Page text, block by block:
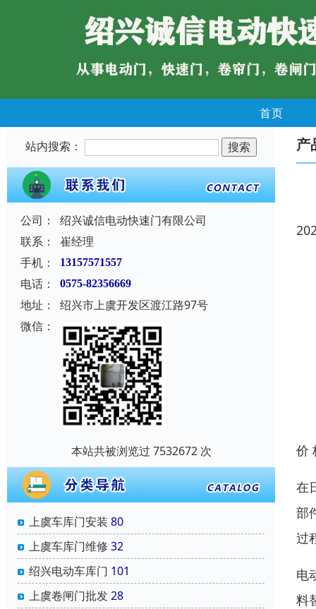
首页
站内搜索：
公司：
绍兴诚信电动快速门有限公司
联系：
崔经理
手机：
13157571557
电话： 0575-82356669
地址：
绍兴市上虞开发区渡江路97号
微信：
本站共被浏览过 7532672 次
上虞车库门安装 80
上虞车库门维修 32
绍兴电动车库门 101
上虞卷闸门批发28
产
价
在
部
过
电
料